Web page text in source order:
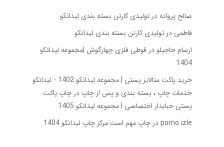
صالح پروانهدر تولیدی کارتن بسته‌ بندی لیدانکو
فاطمیدر تولیدی کارتن بسته‌ بندی لیدانکو
ارسام حاجیلودر قوطی فلزی چهارگوش |مجموعه لیدانکو
1404
خرید پاکت متالایز پستی | مجموعه لیدانکو 1402 - لیدانکو
خدمات چاپ ، بسته بندی و پس از چاپ در چاپ پاکت
پستی حبابدار اختصاصی | مجموعه لیدانکو 1405
porno izleدر چاپ مهم است مرکز چاپ لیدانکو 1404